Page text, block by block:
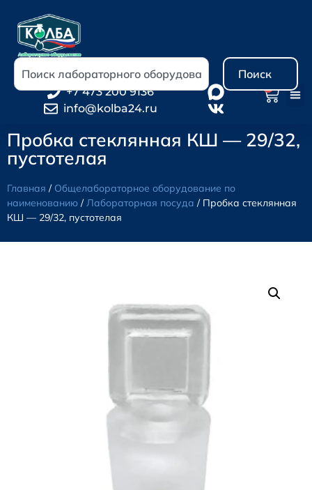
Поиск
+7 473 200 9136
info@kolba24.ru
Пробка стеклянная КШ — 29/32,
пустотелая
Главная / Общелабораторное оборудование по
наименованию /Лабораторная посуда / Пробка стеклянная
КШ — 29/32, пустотелая